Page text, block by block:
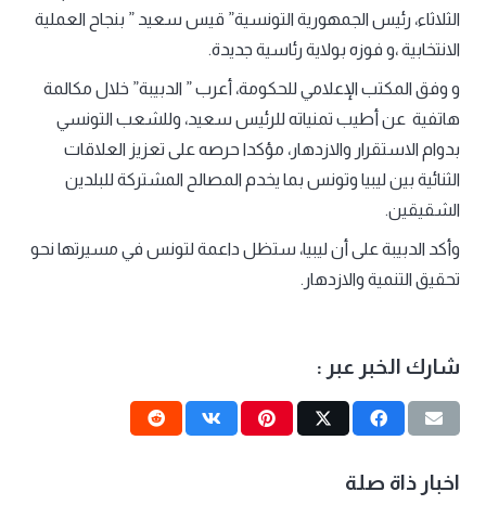
الثلاثاء، رئيس الجمهورية التونسية” قيس سعيد ” بنجاح العملية
الانتخابية ،و فوزه بولاية رئاسية جديدة.
و وفق المكتب الإعلامي للحكومة، أعرب ” الدبيبة” خلال مكالمة
هاتفية عن أطيب تمنياته للرئيس سعيد، وللشعب التونسي
بدوام الاستقرار والازدهار، مؤكدا حرصه على تعزيز العلاقات
الثنائية بين ليبيا وتونس بما يخدم المصالح المشتركة للبلدين
الشقيقين.
وأكد الدبيبة على أن ليبيا، ستظل داعمة لتونس في مسيرتها نحو
تحقيق التنمية والازدهار.
شارك الخبر عبر :
اخبار ذاة صلة